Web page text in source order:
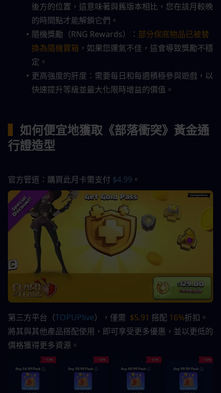
後方的位置，這意味著與舊版本相比，您在該月較晚
的時間點才能解鎖它們。
隨機獎勵（RNG Rewards）： 部分保底物品已被替
換為隨機寶箱 ，如果您運氣不佳，這會導致獎勵不穩
定。
更高強度的肝度：需要每日和每週積極參與遊戲，以
快速提升等級並最大化限時增益的價值。
如何便宜地獲取《部落衝突》黃金通
行證造型
官方管道：購買此月卡需支付 $4.99 。
第三方平台（TOPUPlive），僅需 $5.91 搭配 16%折扣。
將其與其他產品搭配使用，即可享受更多優惠，並以更低的
價格獲得更多資源。